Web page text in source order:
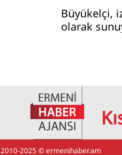
Büyükelçi,
olarak
2010-2025 © ermenihaber.am